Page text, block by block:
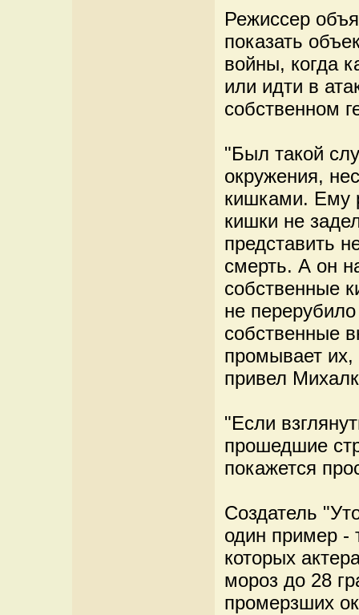
Режиссер
показать
войны, когда
или идти в
собственном
"Был такой
окружения,
кишками. Ему
кишки не
представить
смерть. А он
собственные
не
собственные
промывает
привел
"Если
прошедшие
покажется
Создатель
один пример -
которых
мороз до 28
промерзших